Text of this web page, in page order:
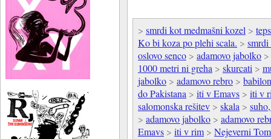
> smrdi kot medmašni kozel >
Ko bi koza po plehi scala. > smrdi
oslovo senco > adamovo jabolko >
1000 metri ni greha > skurcati >
jabolko > adamovo rebro >
do Pakistana > iti v Emavs > iti v
salomonska rešitev > skala >
> adamovo jabolko > adamovo
Emavs > iti v rim > Nejeverni